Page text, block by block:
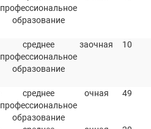
профессиональное
образование
среднее
профессиональное
образование
заочная 10
среднее
профессиональное
образование
очная 49